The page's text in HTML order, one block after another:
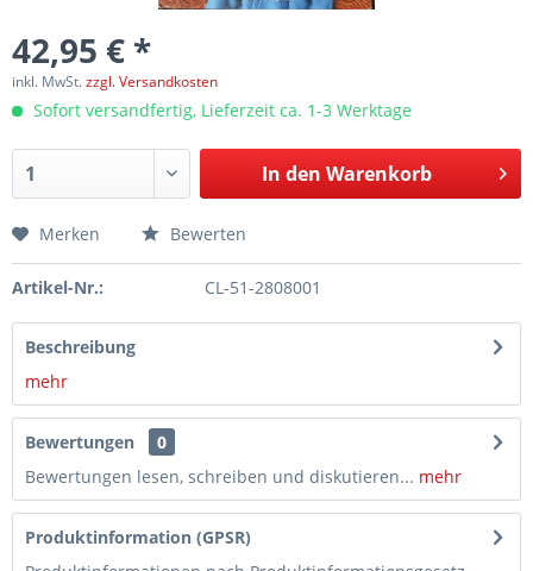
42,95 € *
inkl. MwSt.zzgl. Versandkosten
Sofort versandfertig, Lieferzeit ca. 1-3 Werktage
In den Warenkorb
Merken Bewerten
Artikel-Nr.: CL-51-2808001
Beschreibung
mehr
Bewertungen
0
Bewertungen lesen, schreiben und diskutieren... mehr
Produktinformation (GPSR)